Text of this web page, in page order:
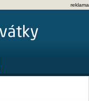
reklama